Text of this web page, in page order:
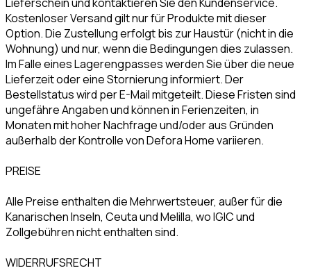
Kostenloser Versand gilt nur für Produkte mit dieser
Option. Die Zustellung erfolgt bis zur Haustür (nicht in die
Wohnung) und nur, wenn die Bedingungen dies zulassen.
Im Falle eines Lagerengpasses werden Sie über die neue
Lieferzeit oder eine Stornierung informiert. Der
Bestellstatus wird per E-Mail mitgeteilt. Diese Fristen sind
ungefähre Angaben und können in Ferienzeiten, in
Monaten mit hoher Nachfrage und/oder aus Gründen
außerhalb der Kontrolle von Defora Home variieren.
PREISE
Alle Preise enthalten die Mehrwertsteuer, außer für die
Kanarischen Inseln, Ceuta und Melilla, wo IGIC und
Zollgebühren nicht enthalten sind.
WIDERRUFSRECHT